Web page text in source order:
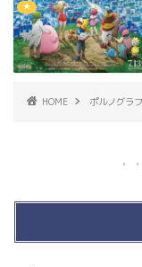
★
HOME ポルノグラ